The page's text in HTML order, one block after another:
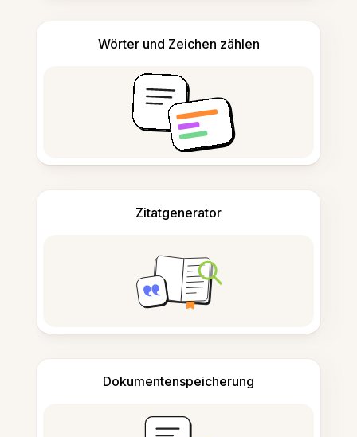
Wörter und Zeichen zählen
Zitatgenerator
Dokumentenspeicherung